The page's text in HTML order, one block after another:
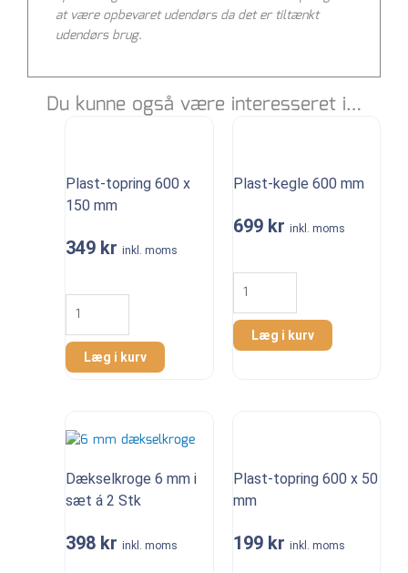
at være opbevaret udendørs da det er tiltænkt
udendørs brug.
Du kunne også være interesseret i…
Plast-topring 600 x
150 mm
349 kr inkl. moms
Plast-
topring
600
x
150
Læg i kurv
Plast-kegle 600 mm
699 kr inkl. moms
Plast-
kegle
600
mm
antal
Læg i kurv
Dækselkroge 6 mm i
sæt á 2 Stk
398 kr inkl. moms
Plast-topring 600 x 50
mm
199 kr inkl. moms